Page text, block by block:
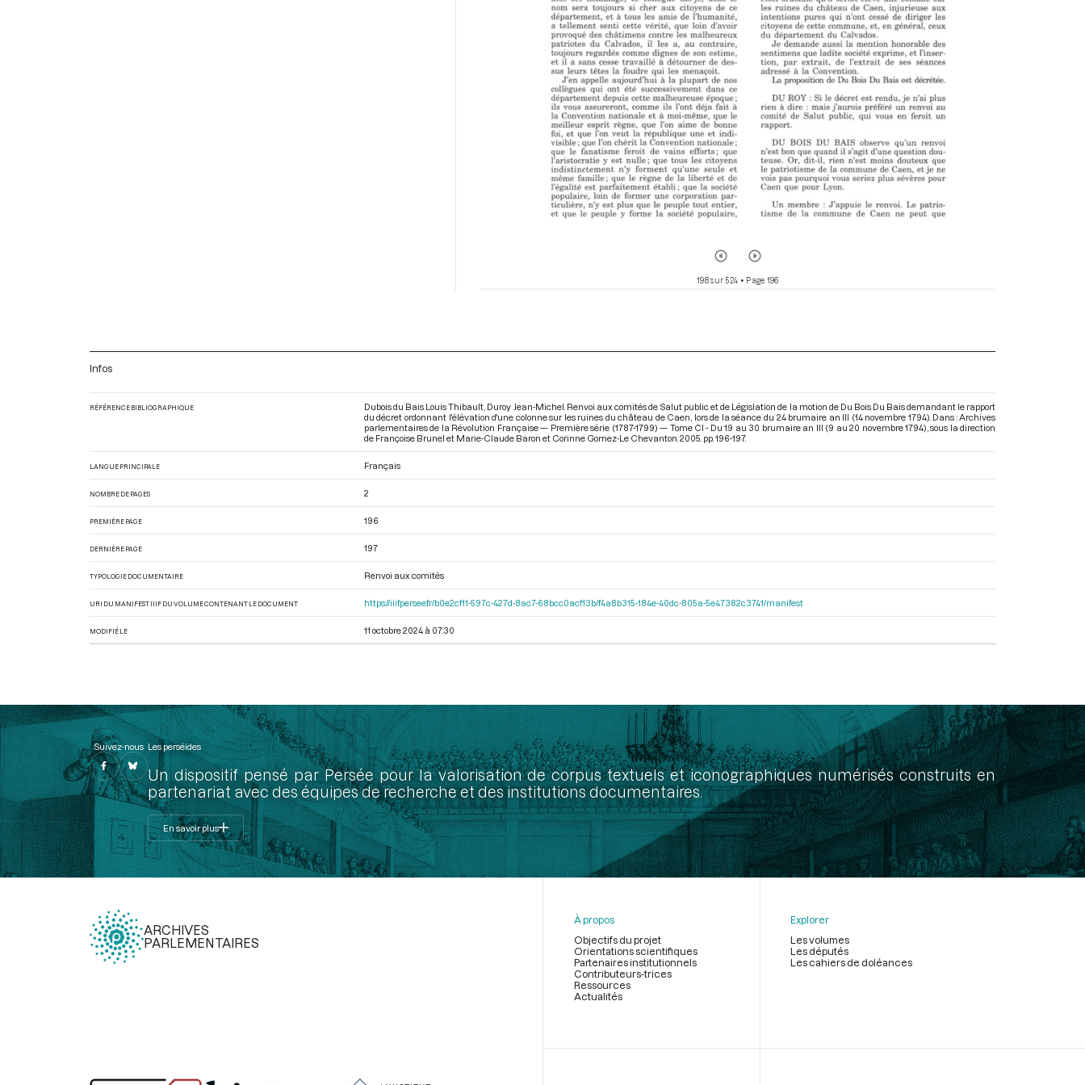
198 sur 524 • Page 196
Infos
RÉFÉRENCE BIBLIOGRAPHIQUE
Dubois du Bais Louis Thibault, Duroy Jean-Michel. Renvoi aux comités de Salut public et de Législation de la motion de Du Bois Du Bais demandant le rapport
du décret ordonnant l'élévation d'une colonne sur les ruines du château de Caen, lors de la séance du 24 brumaire an III (14 novembre 1794). Dans : Archives
parlementaires de la Révolution Française — Première série (1787-1799) — Tome CI - Du 19 au 30 brumaire an III (9 au 20 novembre 1794) , sous la direction
de Françoise Brunel et Marie-Claude Baron et Corinne Gomez-Le Chevanton. 2005. pp. 196-197.
LANGUE PRINCIPALE Français
NOMBRE DE PAGES 2
PREMIÈRE PAGE 196
DERNIÈRE PAGE 197
TYPOLOGIE DOCUMENTAIRE Renvoi aux comités
URI DU MANIFEST IIIF DU VOLUME CONTENANT LE DOCUMENT https://iiif.persee.fr/b0e2cf11-597c-427d-8ac7-68bcc0acf13b/f4a8b315-184e-40dc-805a-5e47382c3741/manifest
MODIFIÉ LE 11 octobre 2024 à 07:30
Suivez-nous Les perséides
Un dispositif pensé par Persée pour la valorisation de corpus textuels et iconographiques numérisés construits en
partenariat avec des équipes de recherche et des institutions documentaires.
En savoir plus
ARCHIVES
PARLEMENTAIRES
À propos
Objectifs du projet
Orientations scientifiques
Partenaires institutionnels
Contributeurs-trices
Ressources
Actualités
Explorer
Les volumes
Les députés
Les cahiers de doléances